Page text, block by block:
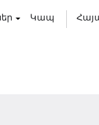
Կապ